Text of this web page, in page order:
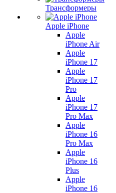
Трансформеры
Apple iPhone
Apple
iPhone Air
Apple
iPhone 17
Apple
iPhone 17
Pro
Apple
iPhone 17
Pro Max
Apple
iPhone 16
Pro Max
Apple
iPhone 16
Plus
Apple
iPhone 16